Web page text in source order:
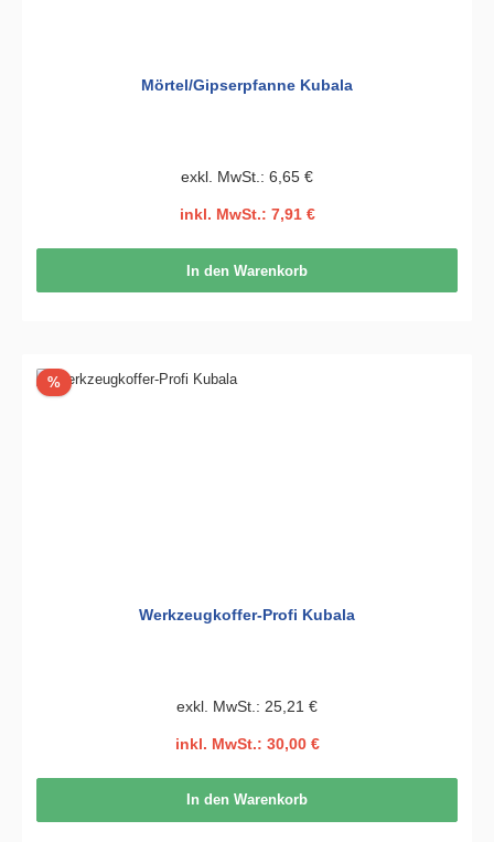
Mörtel/Gipserpfanne Kubala
exkl. MwSt.: 6,65 €
inkl. MwSt.: 7,91 €
In den Warenkorb
%Rabatt
Werkzeugkoffer-Profi Kubala
exkl. MwSt.: 25,21 €
inkl. MwSt.: 30,00 €
In den Warenkorb